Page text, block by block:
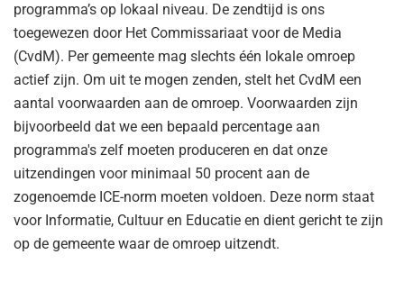
programma’s op lokaal niveau. De zendtijd is ons
toegewezen door Het Commissariaat voor de Media
(CvdM). Per gemeente mag slechts één lokale omroep
actief zijn. Om uit te mogen zenden, stelt het CvdM een
aantal voorwaarden aan de omroep. Voorwaarden zijn
bijvoorbeeld dat we een bepaald percentage aan
programma's zelf moeten produceren en dat onze
uitzendingen voor minimaal 50 procent aan de
zogenoemde ICE-norm moeten voldoen. Deze norm staat
voor Informatie, Cultuur en Educatie en dient gericht te zijn
op de gemeente waar de omroep uitzendt.